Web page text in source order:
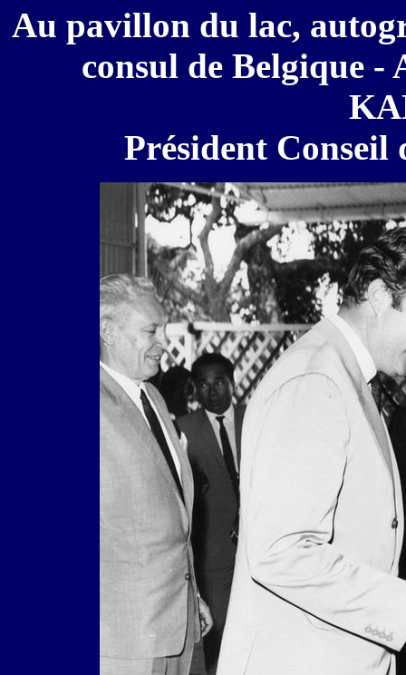
Au pavillon du lac,
consul de Belgique -
Président